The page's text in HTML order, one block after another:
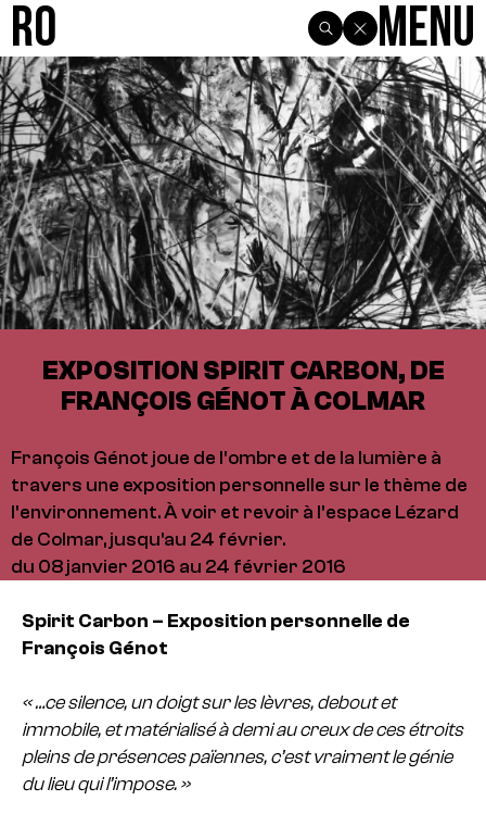
R0 Menu
EXPOSITION SPIRIT CARBON, DE
FRANÇOIS GÉNOT À COLMAR
François Génot joue de l'ombre et de la lumière à
travers une exposition personnelle sur le thème de
l'environnement. À voir et revoir à l'espace Lézard
de Colmar, jusqu'au 24 février.
du 08 janvier 2016 au 24 février 2016
Spirit Carbon – Exposition personnelle de
François Génot
« …ce silence, un doigt sur les lèvres, debout et
immobile, et matérialisé à demi au creux de ces étroits
pleins de présences païennes, c’est vraiment le génie
du lieu qui l’impose. »